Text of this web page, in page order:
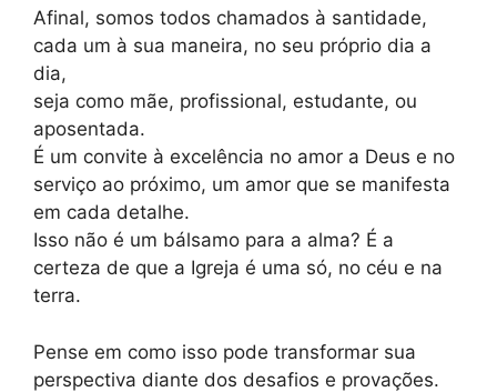
Afinal, somos todos chamados à santidade,
cada um à sua maneira, no seu próprio dia a
dia,
seja como mãe, profissional, estudante, ou
aposentada.
É um convite à excelência no amor a Deus e no
serviço ao próximo, um amor que se manifesta
em cada detalhe.
Isso não é um bálsamo para a alma? É a
certeza de que a Igreja é uma só, no céu e na
terra.
Pense em como isso pode transformar sua
perspectiva diante dos desafios e provações.